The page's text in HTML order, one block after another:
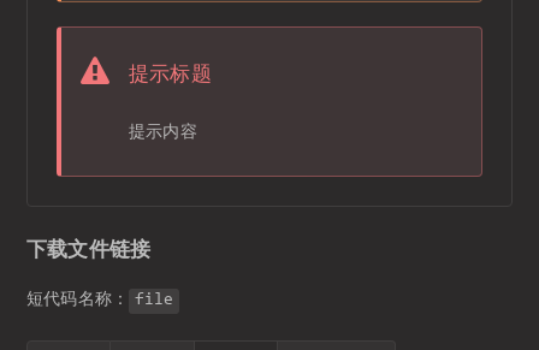
提示标题
提示内容
下载文件链接
短代码名称： file